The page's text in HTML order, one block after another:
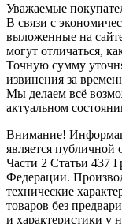
Уважаемые
В связи с
выложенные на
могут отличаться,
Точную сумму
извинения за
Мы делаем всё
актуальном
Внимание!
является
Части 2 Статьи 437
Федерации.
технические
товаров без
и характеристики у